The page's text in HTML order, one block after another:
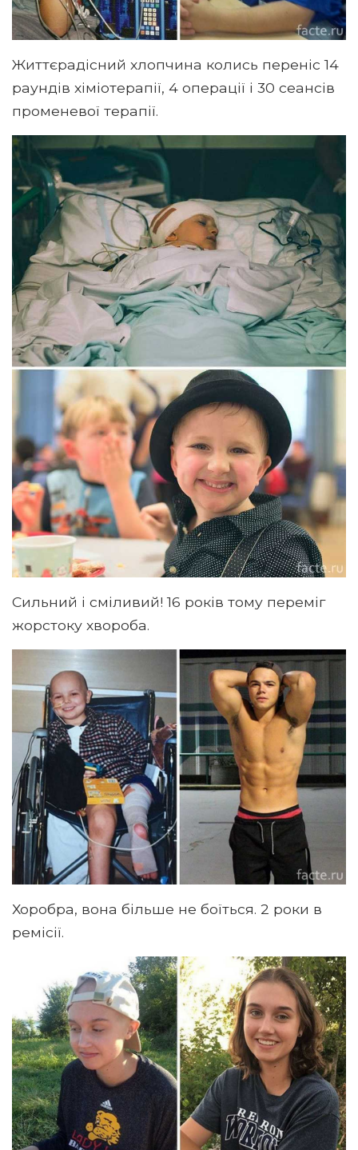
Життєрадісний хлопчина колись переніс 14
раундів хіміотерапії, 4 операції і 30 сеансів
променевої терапії.
Сильний і сміливий! 16 років тому переміг
жорстоку хвороба.
Хоробра, вона більше не боїться. 2 роки в
ремісії.